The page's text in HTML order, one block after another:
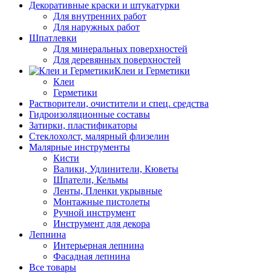
Декоративные краски и штукатурки
Для внутренних работ
Для наружных работ
Шпатлевки
Для минеральных поверхностей
Для деревянных поверхностей
Клеи и Герметики
Клеи
Герметики
Растворители, очистители и спец. средства
Гидроизоляционные составы
Затирки, пластификаторы
Стеклохолст, малярный флизелин
Малярные инструменты
Кисти
Валики, Удлинители, Кюветы
Шпатели, Кельмы
Ленты, Пленки укрывные
Монтажные пистолеты
Ручной инструмент
Инструмент для декора
Лепнина
Интерьерная лепнина
Фасадная лепнина
Все товары